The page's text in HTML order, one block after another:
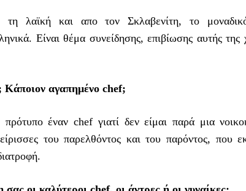
τη λαϊκή και απο τον Σκλαβενίτη, το
Είναι θέμα συνείδησης, επιβίωσης αυτής της
Κάποιον αγαπημένο chef;
έναν chef γιατί δεν είμαι παρά μια
του παρελθόντος και του παρόντος, που